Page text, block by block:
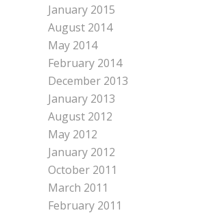
January 2015
August 2014
May 2014
February 2014
December 2013
January 2013
August 2012
May 2012
January 2012
October 2011
March 2011
February 2011